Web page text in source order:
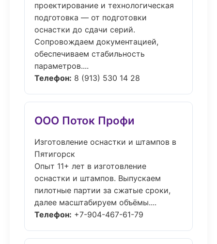
проектирование и технологическая
подготовка — от подготовки
оснастки до сдачи серий.
Сопровождаем документацией,
обеспечиваем стабильность
параметров....
Телефон: 8 (913) 530 14 28
ООО Поток Профи
Изготовление оснастки и штампов в
Пятигорск
Опыт 11+ лет в изготовление
оснастки и штампов. Выпускаем
пилотные партии за сжатые сроки,
далее масштабируем объёмы....
Телефон: +7-904-467-61-79